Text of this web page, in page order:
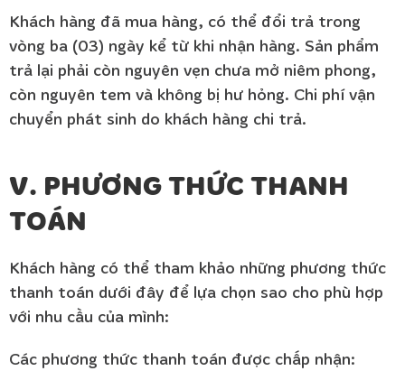
Khách hàng đã mua hàng, có thể đổi trả trong
vòng ba (03) ngày kể từ khi nhận hàng. Sản phẩm
trả lại phải còn nguyên vẹn chưa mở niêm phong,
còn nguyên tem và không bị hư hỏng. Chi phí vận
chuyển phát sinh do khách hàng chi trả.
V. PHƯƠNG THỨC THANH
TOÁN
Khách hàng có thể tham khảo những phương thức
thanh toán dưới đây để lựa chọn sao cho phù hợp
với nhu cầu của mình:
Các phương thức thanh toán được chấp nhận: